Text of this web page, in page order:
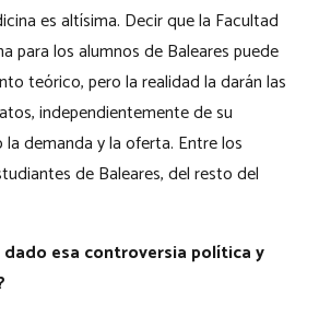
es altísima. Decir que la Facultad
para los alumnos de Baleares puede
teórico, pero la realidad la darán las
independientemente de su
demanda y la oferta. Entre los
de Baleares, del resto del
dado esa controversia política y